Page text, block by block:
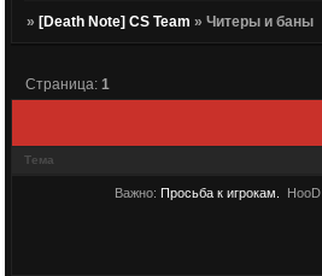
» [Death Note] CS Team »Читеры и баны
Страница:1
Тема
Важно: Просьба к игрокам. HooD